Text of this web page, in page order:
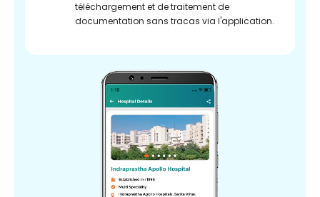
téléchargement et de traitement de
documentation sans tracas via l'application.